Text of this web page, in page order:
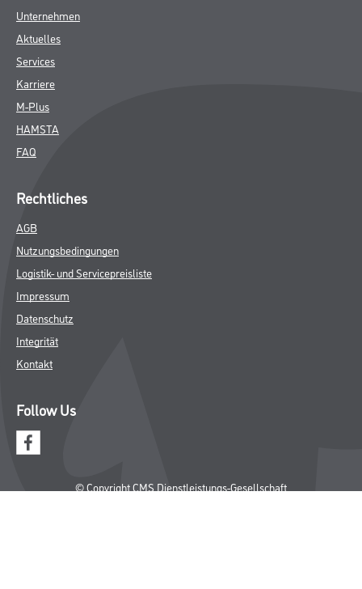
Unternehmen
Aktuelles
Services
Karriere
M-Plus
HAMSTA
FAQ
Rechtliches
AGB
Nutzungsbedingungen
Logistik- und Servicepreisliste
Impressum
Datenschutz
Integrität
Kontakt
Follow Us
© Copyright CMS Dienstleistungs-Gesellschaft